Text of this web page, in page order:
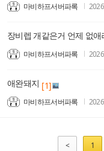
마비하프서버파록
장비렙 개같은거 언제 없애
마비하프서버파록
애완돼지 [1]
마비하프서버파록
< 1